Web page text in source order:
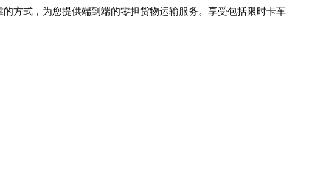
方式，为您提供端到端的零担货物运输服务。享受包括限时卡车